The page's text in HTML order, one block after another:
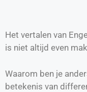
Het vertalen van
is niet altijd even
Waarom ben je
betekenis van